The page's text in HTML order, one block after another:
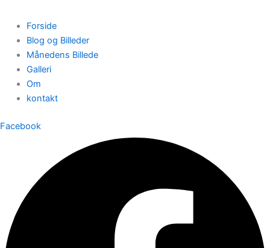
Forside
Blog og Billeder
Månedens Billede
Galleri
Om
kontakt
Facebook